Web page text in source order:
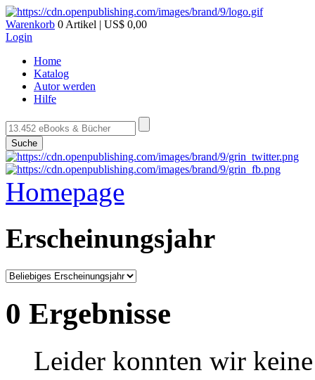
Warenkorb 0 Artikel | US$ 0,00
Login
Home
Katalog
Autor werden
Hilfe
Suche
Homepage
Erscheinungsjahr
0 Ergebnisse
Leider konnten wir